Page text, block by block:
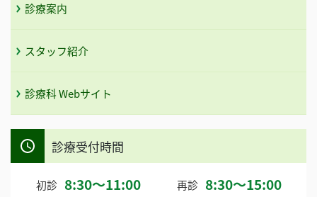
診療案内
スタッフ紹介
診療科 Webサイト
診療受付時間
初診 8:30～11:00 再診 8:30～15:00